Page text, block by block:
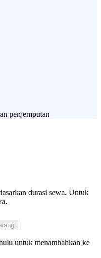
penjemputan
durasi sewa. Untuk
untuk menambahkan ke